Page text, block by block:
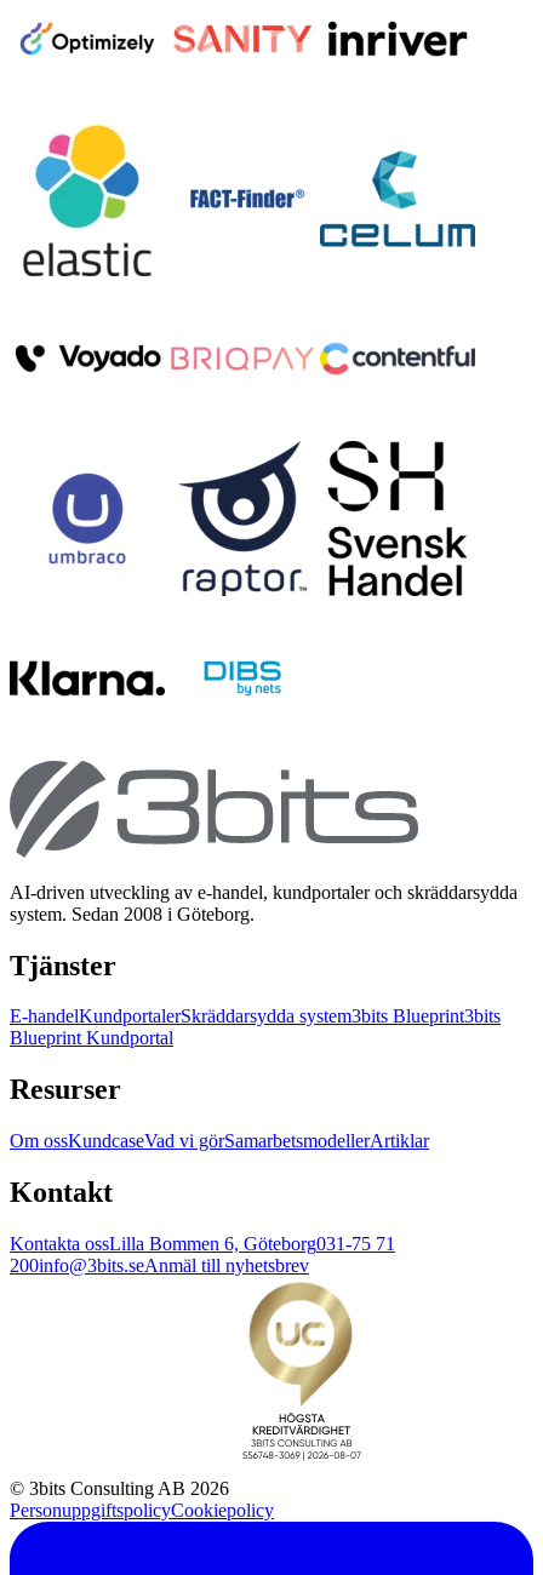
AI-driven utveckling av e-handel, kundportaler och skräddarsydda
system. Sedan 2008 i Göteborg.
Tjänster
E-handelKundportalerSkräddarsydda system3bits Blueprint3bits
Blueprint Kundportal
Resurser
Om ossKundcaseVad vi görSamarbetsmodellerArtiklar
Kontakt
Kontakta ossLilla Bommen 6, Göteborg031-75 71
200info@3bits.seAnmäl till nyhetsbrev
© 3bits Consulting AB 2026
PersonuppgiftspolicyCookiepolicy